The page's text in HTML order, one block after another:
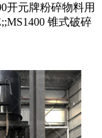
开元牌粉碎物料用
锥式破碎